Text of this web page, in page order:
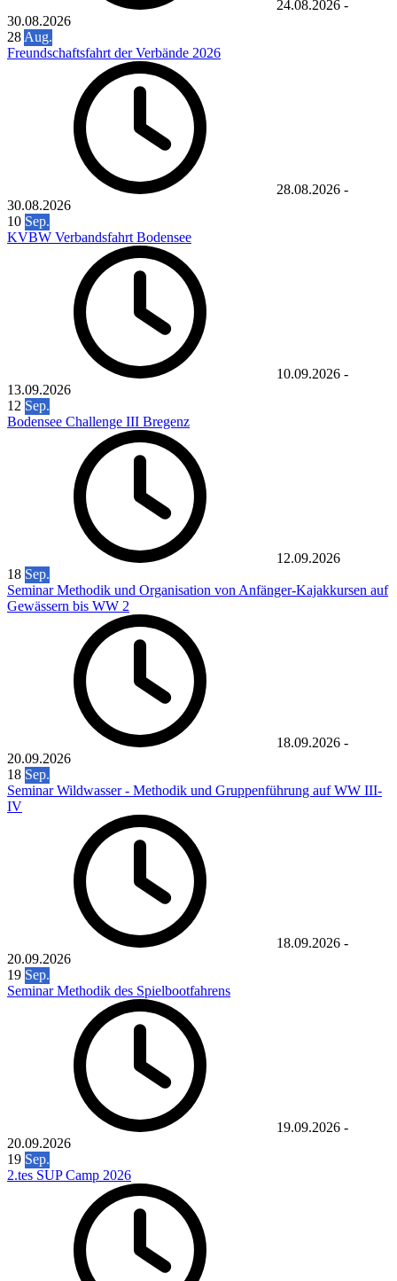
24.08.2026 -
30.08.2026
28 Aug.
Freundschaftsfahrt der Verbände 2026
28.08.2026 -
30.08.2026
10 Sep.
KVBW Verbandsfahrt Bodensee
10.09.2026 -
13.09.2026
12 Sep.
Bodensee Challenge III Bregenz
12.09.2026
18 Sep.
Seminar Methodik und Organisation von Anfänger-Kajakkursen auf
Gewässern bis WW 2
18.09.2026 -
20.09.2026
18 Sep.
Seminar Wildwasser - Methodik und Gruppenführung auf WW III-
IV
18.09.2026 -
20.09.2026
19 Sep.
Seminar Methodik des Spielbootfahrens
19.09.2026 -
20.09.2026
19 Sep.
2.tes SUP Camp 2026